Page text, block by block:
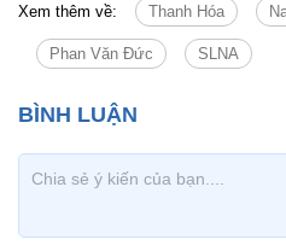
Xem thêm về: Thanh Hóa
Phan Văn Đức SLNA